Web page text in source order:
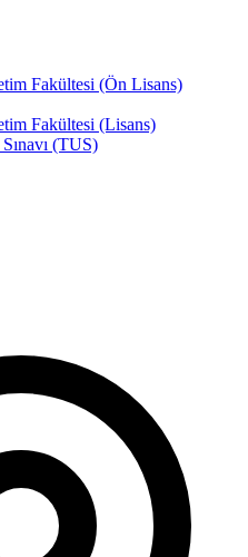
Fakültesi (Ön Lisans)
Fakültesi (Lisans)
(TUS)